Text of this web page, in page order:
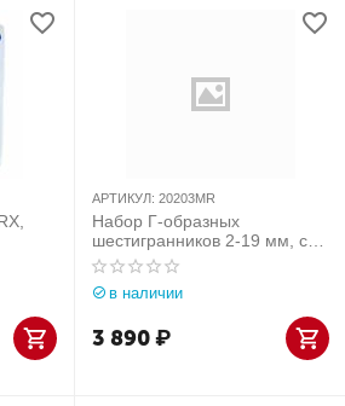
АРТИКУЛ: 20203MR
Набор Г-образных
шестигранников 2-19 мм, с
шаровым окончанием, 13
предметов KING TONY
20203MR
в наличии
3 890₽